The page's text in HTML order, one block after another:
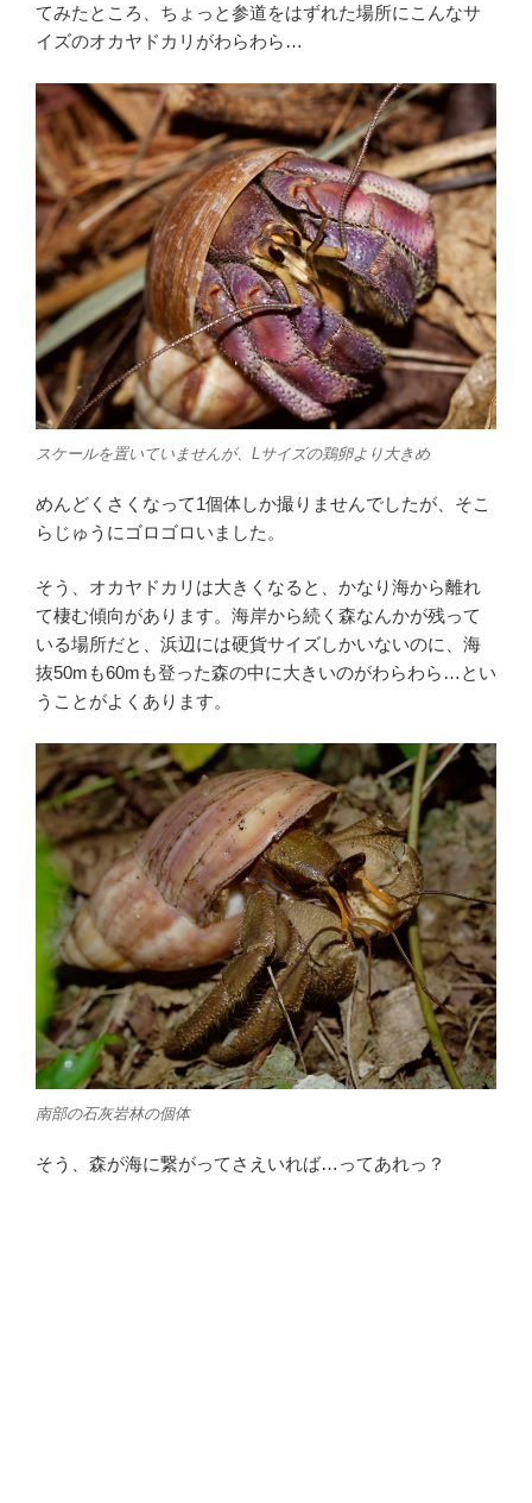
てみたところ、ちょっと参道をはずれた場所にこんなサ
イズのオカヤドカリがわらわら…
スケールを置いていませんが、Lサイズの鶏卵より大きめ
めんどくさくなって1個体しか撮りませんでしたが、そこ
らじゅうにゴロゴロいました。
そう、オカヤドカリは大きくなると、かなり海から離れ
て棲む傾向があります。海岸から続く森なんかが残って
いる場所だと、浜辺には硬貨サイズしかいないのに、海
抜50mも60mも登った森の中に大きいのがわらわら…とい
うことがよくあります。
南部の石灰岩林の個体
そう、森が海に繋がってさえいれば…ってあれっ？